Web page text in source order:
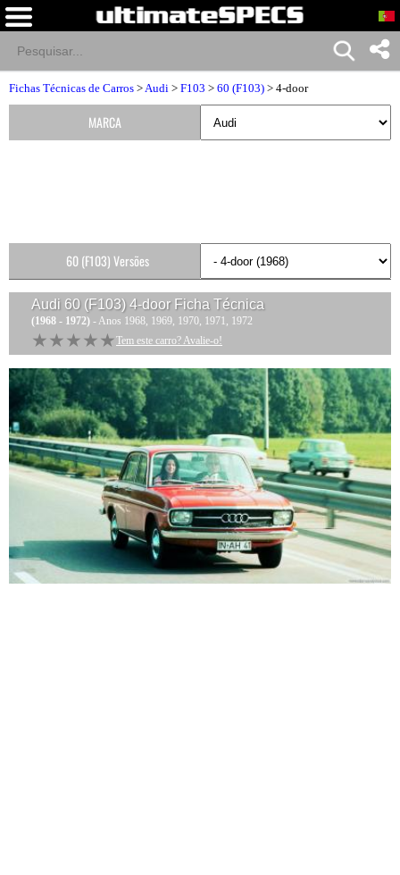
Fichas Técnicas de Carros >Audi > F103 > 60 (F103) > 4-door
Audi 60 (F103) 4-doorFicha Técnica
(1968 - 1972) - Anos 1968, 1969, 1970, 1971, 1972
★★★★★
★★★★★ Tem este carro? Avalie-o!
MARCA
60 (F103) Versões